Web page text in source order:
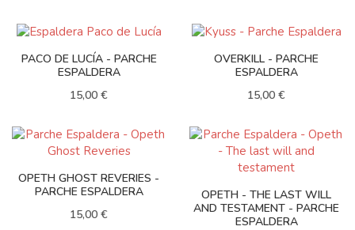
PACO DE LUCÍA - PARCHE
ESPALDERA
15,00 €
OVERKILL - PARCHE
ESPALDERA
15,00 €
OPETH GHOST REVERIES -
PARCHE ESPALDERA
15,00 €
OPETH - THE LAST WILL
AND TESTAMENT - PARCHE
ESPALDERA